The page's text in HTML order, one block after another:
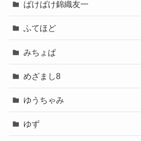
ばけばけ錦織友一
ふてほど
みちょぱ
めざまし8
ゆうちゃみ
ゆず